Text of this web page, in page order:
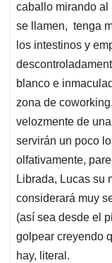
caballo mirando al
se llamen, tenga
los intestinos y
blanco e
zona de
velozmente de
servirán un poco
olfativamente,
Librada, Lucas su
considerará muy
(así sea desde el
golpear creyendo
hay, literal.